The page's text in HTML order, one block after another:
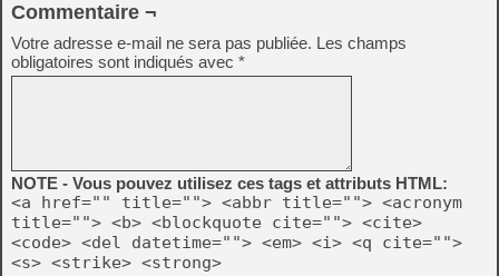
Commentaire ¬
Votre adresse e-mail ne sera pas publiée. Les champs
obligatoires sont indiqués avec *
NOTE - Vous pouvez utilisez ces tags et attributs HTML:
<a href="" title=""> <abbr title=""> <acronym
title=""> <b> <blockquote cite=""> <cite>
<code> <del datetime=""> <em> <i> <q cite="">
<s> <strike> <strong>